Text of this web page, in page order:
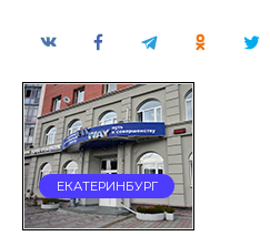
ЕКАТЕРИНБУРГ